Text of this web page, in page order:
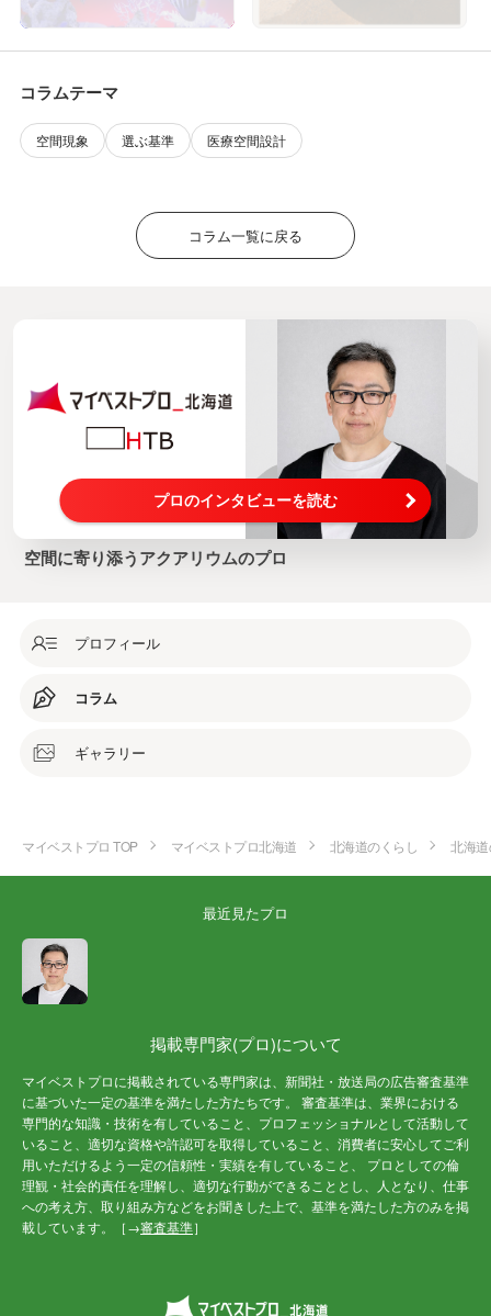
コラムテーマ
空間現象 選ぶ基準 医療空間設計
コラム一覧に戻る
プロのインタビューを読む
空間に寄り添うアクアリウムのプロ
プロフィール
コラム
ギャラリー
マイベストプロ TOP マイベストプロ北海道 北海道のくらし 北海
最近見たプロ
掲載専門家(プロ)について
マイベストプロに掲載されている専門家は、新聞社・放送局の広告審査基準
に基づいた一定の基準を満たした方たちです。 審査基準は、業界における
専門的な知識・技術を有していること、プロフェッショナルとして活動して
いること、適切な資格や許認可を取得していること、消費者に安心してご利
用いただけるよう一定の信頼性・実績を有していること、 プロとしての倫
理観・社会的責任を理解し、適切な行動ができることとし、人となり、仕事
への考え方、取り組み方などをお聞きした上で、基準を満たした方のみを掲
載しています。［→審査基準］